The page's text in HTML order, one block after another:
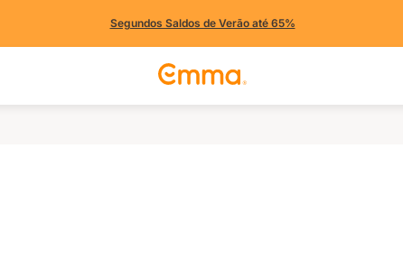
Segundos Saldos de Verão até 65%